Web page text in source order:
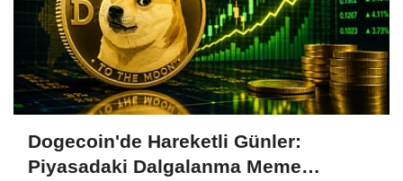
Dogecoin'de Hareketli Günler:
Piyasadaki Dalgalanma Meme